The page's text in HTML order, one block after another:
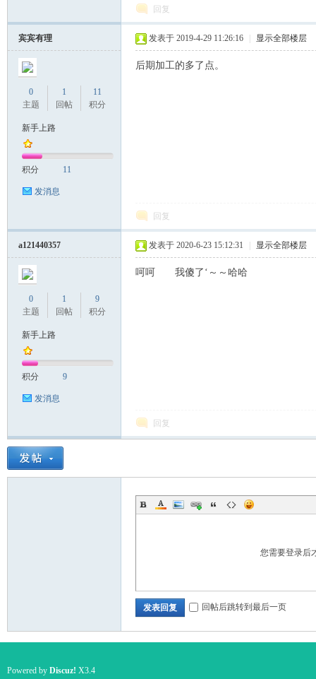
回复
宾宾有理
0
主题
1
回帖
11
积分
新手上路
积分 11
发消息
发表于 2019-4-29 11:26:16 显示全部楼层
后期加工的多了点。
回复
a121440357
0
主题
1
回帖
9
积分
新手上路
积分 9
发消息
发表于 2020-6-23 15:12:31 显示全部楼层
呵呵 我傻了‘～～哈哈
回复
您需要登录后
发表回复 回帖后跳转到最后一页
Powered by Discuz! X3.4